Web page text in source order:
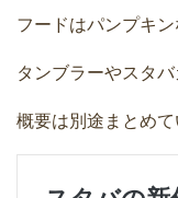
フードはパンプキン
タンブラーやスタ
概要は別途まとめて